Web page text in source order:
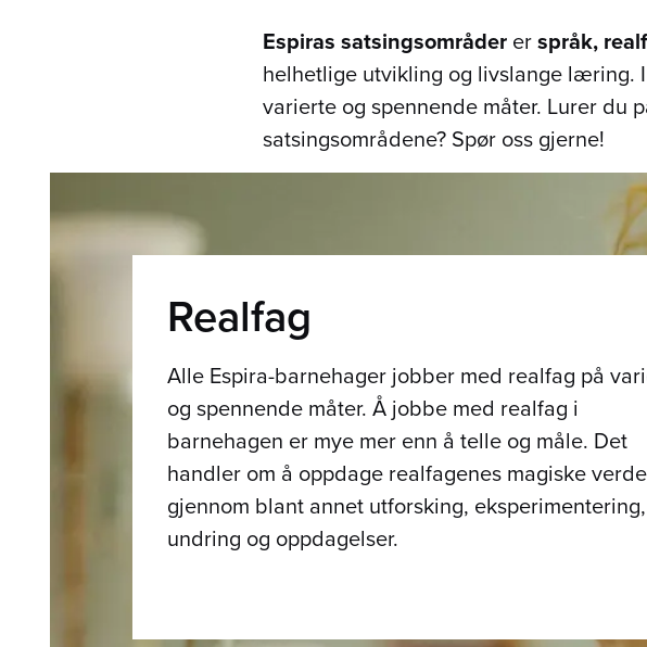
Espiras satsingsområder erspråk,
helhetlige utvikling og livslange læring.
varierte og spennende måter. Lurer du
satsingsområdene? Spør oss gjerne!
Realfag
Alle Espira-barnehager jobber med realfag på
og spennende måter. Å jobbe med realfag i
barnehagen er mye mer enn å telle og måle. Det
handler om å oppdage realfagenes magiske
gjennom blant annet utforsking, eksperimentering,
undring og oppdagelser.